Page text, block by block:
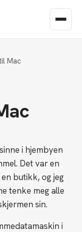
Mac
i hjembyen
Det var en
butikk, og jeg
tenke meg alle
sin.
i